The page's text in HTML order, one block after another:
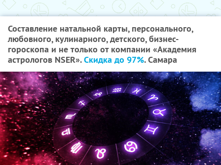
Составление натальной карты, персонального,
любовного, кулинарного, детского, бизнес-
гороскопа и не только от компании «Академия
астрологов NSER».Скидка до 97%. Самара